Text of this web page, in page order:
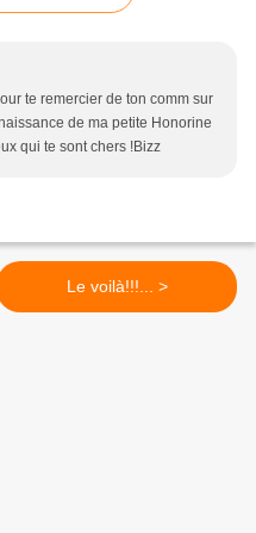
te remercier de ton comm sur
de ma petite Honorine
qui te sont chers !Bizz
Le voilà!!!... >